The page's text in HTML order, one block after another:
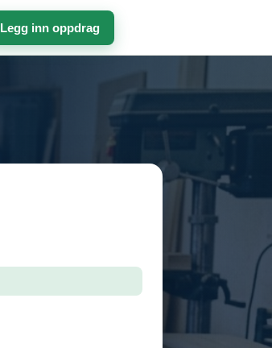
Legg inn oppdrag